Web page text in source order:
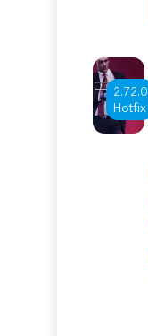
2.72.0
Hotfix